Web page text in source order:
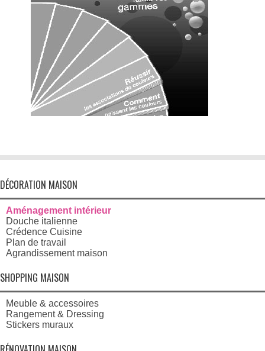
DÉCORATION MAISON
Aménagement intérieur
Douche italienne
Crédence Cuisine
Plan de travail
Agrandissement maison
SHOPPING MAISON
Meuble & accessoires
Rangement & Dressing
Stickers muraux